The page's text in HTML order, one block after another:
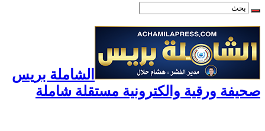
الشاملة بريس
صحيفة ورقية والكترونية مستقلة شاملة